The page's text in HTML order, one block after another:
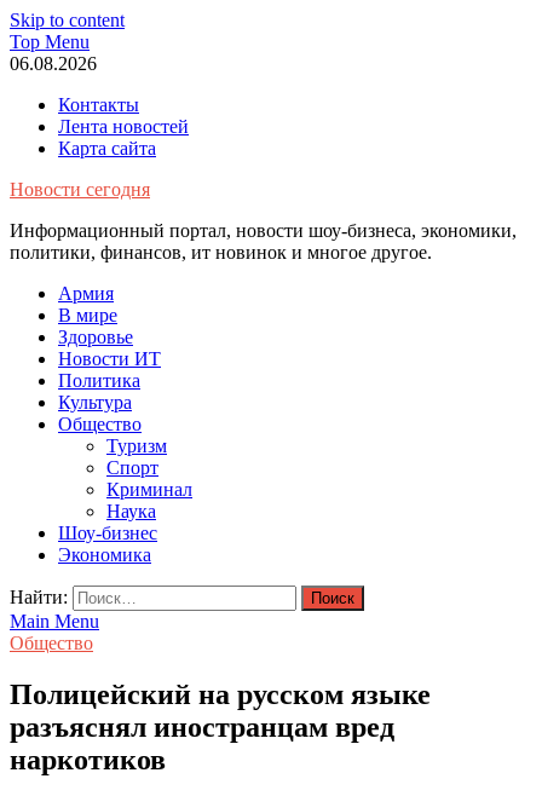
Skip to content
Top Menu
06.08.2026
Контакты
Лента новостей
Карта сайта
Новости сегодня
Информационный портал, новости шоу-бизнеса, экономики,
политики, финансов, ит новинок и многое другое.
Армия
В мире
Здоровье
Новости ИТ
Политика
Культура
Общество
Туризм
Спорт
Криминал
Наука
Шоу-бизнес
Экономика
Найти:
Main Menu
Общество
Полицейский на русском языке
разъяснял иностранцам вред
наркотиков